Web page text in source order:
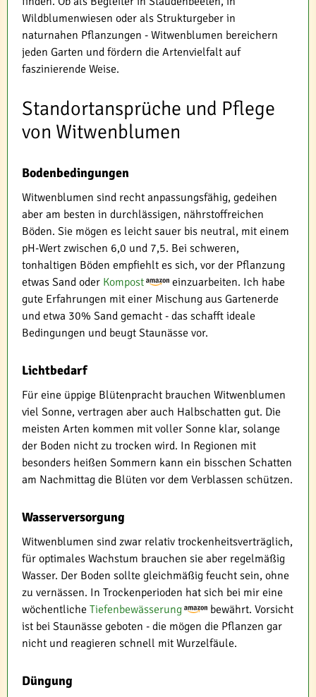
Wildblumenwiesen oder als Strukturgeber in
naturnahen Pflanzungen - Witwenblumen bereichern
jeden Garten und fördern die Artenvielfalt auf
faszinierende Weise.
Standortansprüche und Pflege
von Witwenblumen
Bodenbedingungen
Witwenblumen sind recht anpassungsfähig, gedeihen
aber am besten in durchlässigen, nährstoffreichen
Böden. Sie mögen es leicht sauer bis neutral, mit einem
pH-Wert zwischen 6,0 und 7,5. Bei schweren,
tonhaltigen Böden empfiehlt es sich, vor der Pflanzung
etwas Sand oder Kompost
einzuarbeiten. Ich habe
gute Erfahrungen mit einer Mischung aus Gartenerde
und etwa 30% Sand gemacht - das schafft ideale
Bedingungen und beugt Staunässe vor.
Lichtbedarf
Für eine üppige Blütenpracht brauchen Witwenblumen
viel Sonne, vertragen aber auch Halbschatten gut. Die
meisten Arten kommen mit voller Sonne klar, solange
der Boden nicht zu trocken wird. In Regionen mit
besonders heißen Sommern kann ein bisschen Schatten
am Nachmittag die Blüten vor dem Verblassen schützen.
Wasserversorgung
Witwenblumen sind zwar relativ trockenheitsverträglich,
für optimales Wachstum brauchen sie aber regelmäßig
Wasser. Der Boden sollte gleichmäßig feucht sein, ohne
zu vernässen. In Trockenperioden hat sich bei mir eine
wöchentliche Tiefenbewässerung
bewährt. Vorsicht
ist bei Staunässe geboten - die mögen die Pflanzen gar
nicht und reagieren schnell mit Wurzelfäule.
Düngung